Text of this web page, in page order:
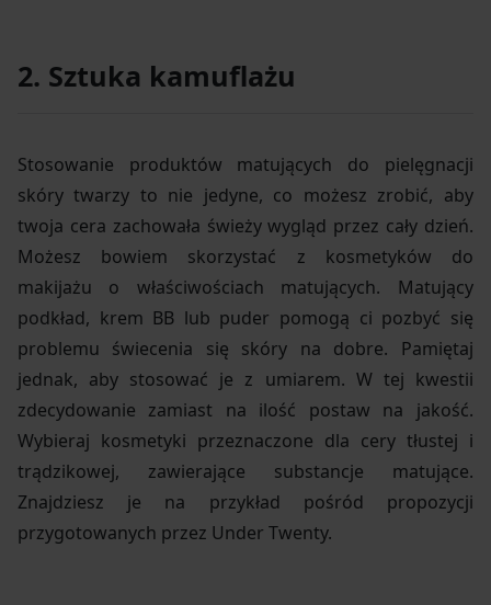
2. Sztuka kamuflażu
Stosowanie produktów matujących do pielęgnacji
skóry twarzy to nie jedyne, co możesz zrobić, aby
twoja cera zachowała świeży wygląd przez cały dzień.
Możesz bowiem skorzystać z kosmetyków do
makijażu o właściwościach matujących. Matujący
podkład, krem BB lub puder pomogą ci pozbyć się
problemu świecenia się skóry na dobre. Pamiętaj
jednak, aby stosować je z umiarem. W tej kwestii
zdecydowanie zamiast na ilość postaw na jakość.
Wybieraj kosmetyki przeznaczone dla cery tłustej i
trądzikowej, zawierające substancje matujące.
Znajdziesz je na przykład pośród propozycji
przygotowanych przez Under Twenty.